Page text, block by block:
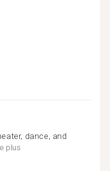
dance, and
plus